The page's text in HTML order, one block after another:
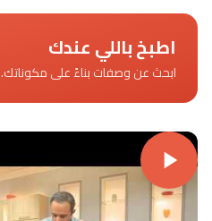
اطبخ باللي عندك
ابحث عن وصفات بناءً على مكوناتك.